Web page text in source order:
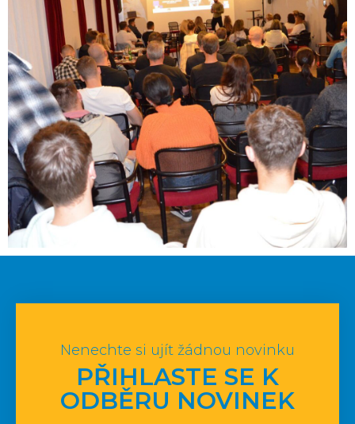
Nenechte si ujít žádnou novinku
PŘIHLASTE SE K
ODBĚRU NOVINEK